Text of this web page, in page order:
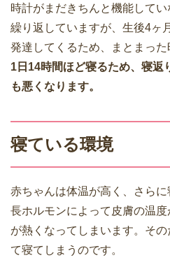
時計がまだきちんと機能して
繰り返していますが、生後4ヶ
発達してくるため、まとまった
1日14時間ほど寝るため、寝返
も悪くなります。
寝ている環境
赤ちゃんは体温が高く、さら
長ホルモンによって皮膚の温
が熱くなってしまいます。そ
て寝てしまうのです。